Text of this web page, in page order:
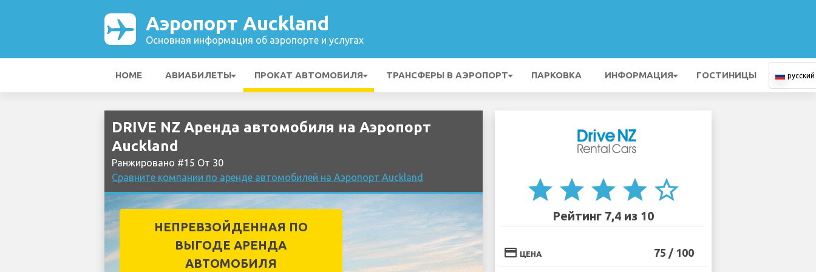
Аэропорт Auckland
Основная информация об аэропорте и услугах
HOME АВИАБИЛЕТЫ ПРОКАТ АВТОМОБИЛЯ ТРАНСФЕРЫ В АЭРОПОРТ ПАРКОВКА ИНФОРМАЦИЯ ГОСТИНИЦЫ русский
DRIVE NZ Аренда автомобиля на Аэропорт
Auckland
Ранжировано #15 От 30
Сравните компании по аренде автомобилей на Аэропорт Auckland
НЕПРЕВЗОЙДЕННАЯ ПО
ВЫГОДЕ АРЕНДА
АВТОМОБИЛЯ
star star star star star_border
Рейтинг 7,4 из 10
credit_card ЦЕНА 75 / 100